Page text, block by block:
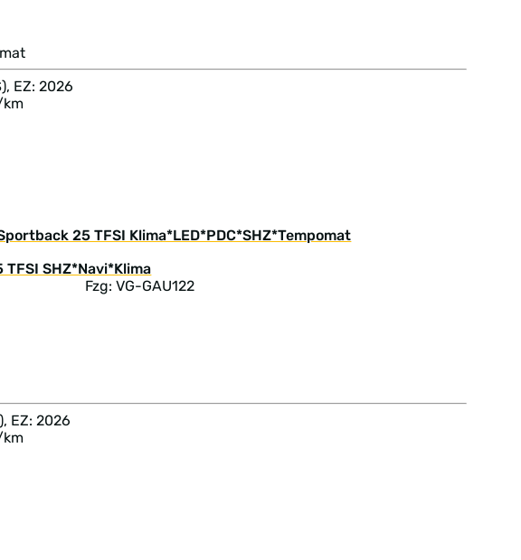
EZ: 2026
km
25 TFSI Klima*LED*PDC*SHZ*Tempomat
Fzg: VG-GAU122
EZ: 2026
km